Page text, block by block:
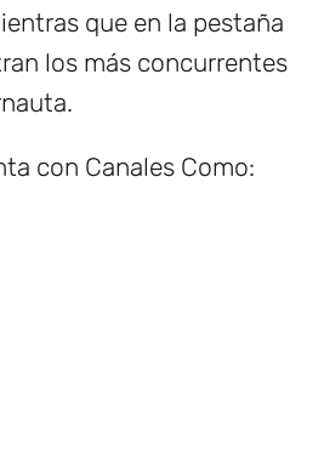
que en la pestaña
los más concurrentes
con Canales Como: